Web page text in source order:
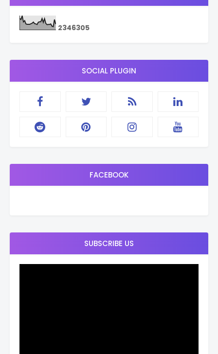
2346305
SOCIAL PLUGIN
FACEBOOK
SUBSCRIBE US